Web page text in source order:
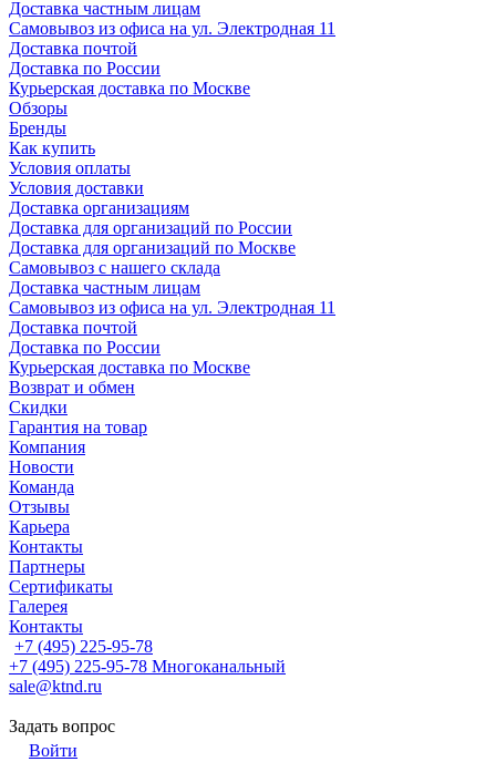
Доставка частным лицам
Самовывоз из офиса на ул. Электродная 11
Доставка почтой
Доставка по России
Курьерская доставка по Москве
Обзоры
Бренды
Как купить
Условия оплаты
Условия доставки
Доставка организациям
Доставка для организаций по России
Доставка для организаций по Москве
Самовывоз с нашего склада
Доставка частным лицам
Самовывоз из офиса на ул. Электродная 11
Доставка почтой
Доставка по России
Курьерская доставка по Москве
Возврат и обмен
Скидки
Гарантия на товар
Компания
Новости
Команда
Отзывы
Карьера
Контакты
Партнеры
Сертификаты
Галерея
Контакты
+7 (495) 225-95-78
+7 (495) 225-95-78 Многоканальный
sale@ktnd.ru
Задать вопрос
Войти